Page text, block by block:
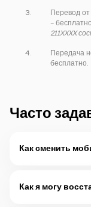
Перевод
– бесплатно
211XXXX
Передача
бесплатно.
Часто
Как сменить
соответствующими
Как я могу